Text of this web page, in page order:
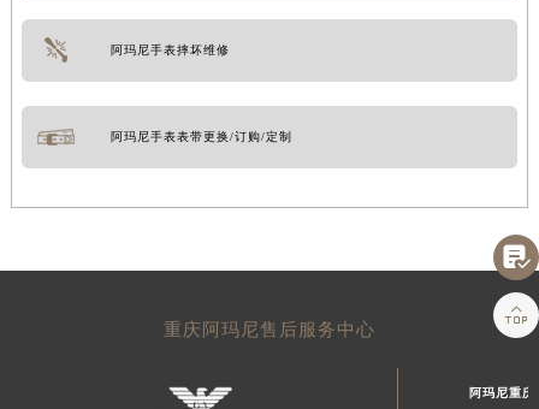
阿玛尼手表摔坏维修
阿玛尼手表表带更换/订购/定制
重庆阿玛尼售后服务中心
阿玛尼重

